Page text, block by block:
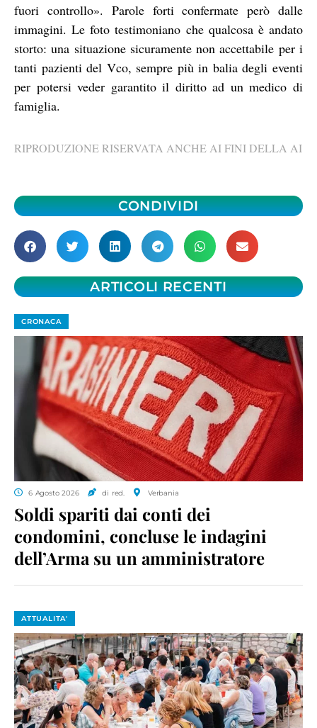
fuori controllo». Parole forti confermate però dalle
immagini. Le foto testimoniano che qualcosa è andato
storto: una situazione sicuramente non accettabile per i
tanti pazienti del Vco, sempre più in balia degli eventi
per potersi veder garantito il diritto ad un medico di
famiglia.
RIPRODUZIONE RISERVATA ANCHE AI FINI DELLA AI
CONDIVIDI
ARTICOLI RECENTI
CRONACA
6 Agosto 2026 di red. Verbania
Soldi spariti dai conti dei
condomini, concluse le indagini
dell’Arma su un amministratore
ATTUALITA'